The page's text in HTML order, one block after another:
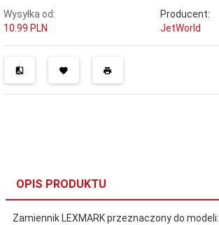
Wysyłka od:
10.99 PLN
Producent:
JetWorld
OPIS PRODUKTU
Zamiennik LEXMARK przeznaczony do modeli: